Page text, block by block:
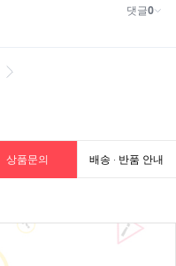
상품문의 배송 · 반품 안내